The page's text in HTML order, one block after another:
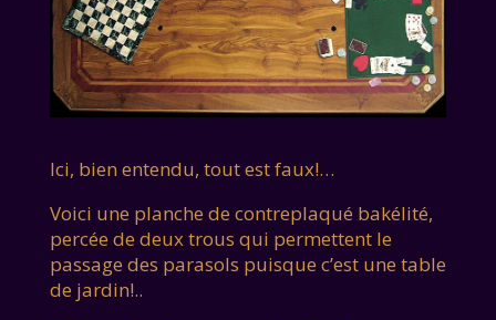
Ici, bien entendu, tout est faux!…
Voici une planche de contreplaqué bakélité,
percée de deux trous qui permettent le
passage des parasols puisque c’est une table
de jardin!..